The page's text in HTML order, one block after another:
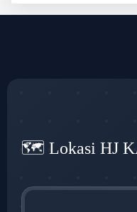
🗺️ Lokasi HJ